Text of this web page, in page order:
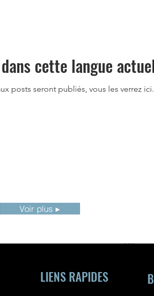
cette langue
posts seront publiés, vous les verrez ici.
Voir plus ▸
AU
LIENS RAPIDES